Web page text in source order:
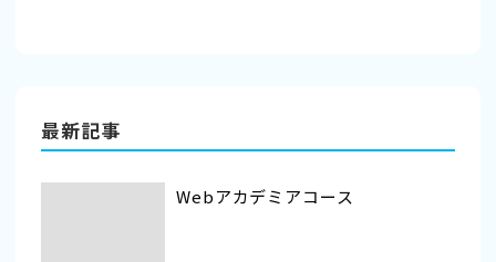
最新記事
Webアカデミアコース